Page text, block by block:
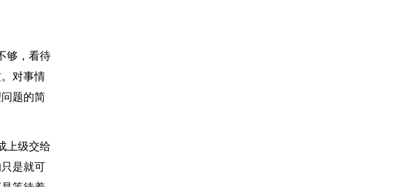
够，看待
对事情
题的简
上级交给
是就可